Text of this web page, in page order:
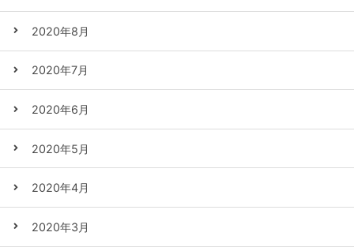
2020年8月
2020年7月
2020年6月
2020年5月
2020年4月
2020年3月